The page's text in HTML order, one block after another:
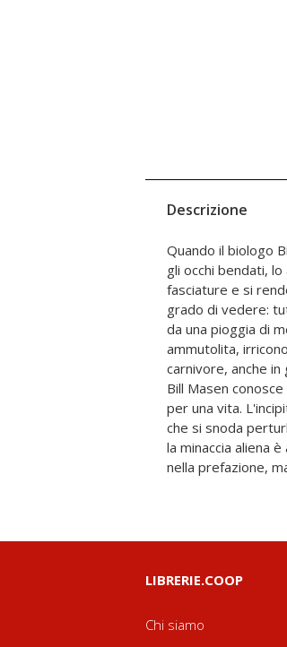
Descrizione
Quando il biologo
gli occhi bendati,
fasciature e si
grado di vedere:
da una pioggia di
ammutolita,
carnivore, anche
Bill Masen
per una vita.
che si snoda
la minaccia aliena
nella prefazione,
Pubblicato per la
un successo
fondative della
l'alieno nell'umano,
Wyndham per
Fredda alla
intrecciano in un
immaginazione è
timori terreni come
fino a noi,
inestirpabile.
LIBRERIE.COOP
Chi siamo